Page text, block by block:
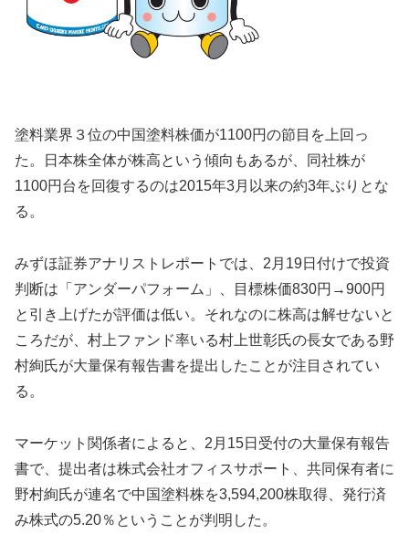
塗料業界３位の中国塗料株価が1100円の節目を上回っ
た。日本株全体が株高という傾向もあるが、同社株が
1100円台を回復するのは2015年3月以来の約3年ぶりとな
る。
みずほ証券アナリストレポートでは、2月19日付けで投資
判断は「アンダーパフォーム」、目標株価830円→900円
と引き上げたが評価は低い。それなのに株高は解せないと
ころだが、村上ファンド率いる村上世彰氏の長女である野
村絢氏が大量保有報告書を提出したことが注目されてい
る。
マーケット関係者によると、2月15日受付の大量保有報告
書で、提出者は株式会社オフィスサポート、共同保有者に
野村絢氏が連名で中国塗料株を3,594,200株取得、発行済
み株式の5.20％ということが判明した。